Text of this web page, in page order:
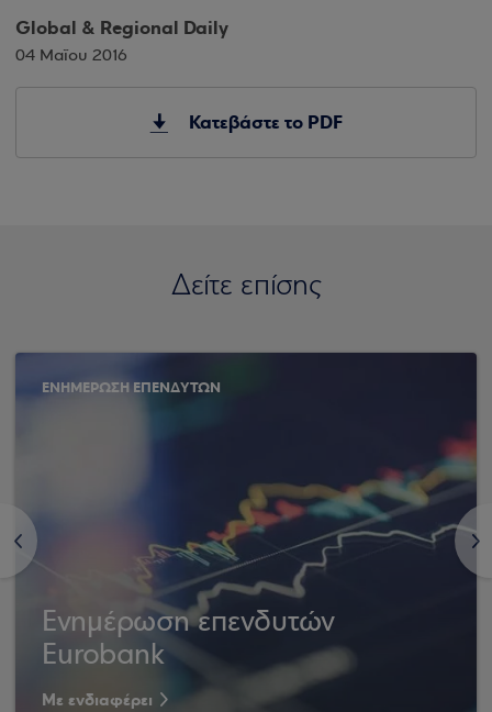
Global & Regional Daily
04 Μαΐου 2016
Κατεβάστε το PDF
Δείτε επίσης
<
ΕΝΗΜΕΡΩΣΗ ΕΠΕΝΔΥΤΩΝ
Ενημέρωση επενδυτών
Eurobank
Με ενδιαφέρει
>